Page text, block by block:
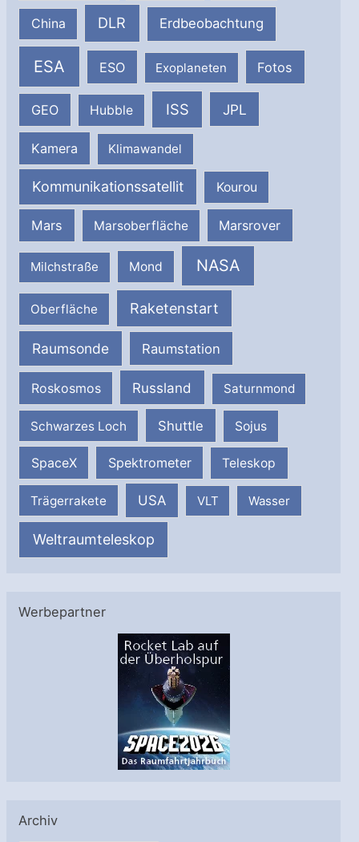
China DLR Erdbeobachtung
ESA ESO Exoplaneten Fotos
GEO Hubble ISS JPL
Kamera Klimawandel
Kommunikationssatellit Kourou
Mars Marsoberfläche Marsrover
Milchstraße Mond NASA
Oberfläche Raketenstart
Raumsonde Raumstation
Roskosmos Russland Saturnmond
Schwarzes Loch Shuttle Sojus
SpaceX Spektrometer Teleskop
Trägerrakete USA VLT Wasser
Weltraumteleskop
Werbepartner
Archiv